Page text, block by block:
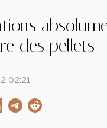
des pellets
02:21